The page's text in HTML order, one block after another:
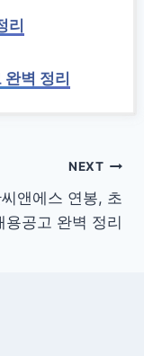
리
완벽 정리
NEXT
앤에스 연봉, 초
용공고 완벽 정리